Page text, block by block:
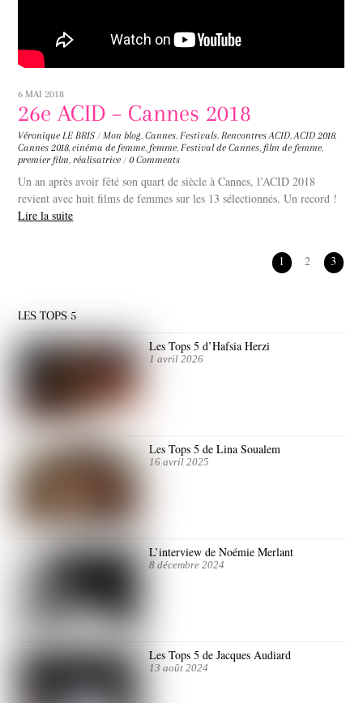
6 MAI 2018
26e ACID – Cannes 2018
Véronique LE BRIS / Mon blog,Cannes,Festivals,Rencontres ACID,ACID 2018,
Cannes 2018,cinéma de femme, femme,Festival de Cannes, film de femme,
premier film,réalisatrice / 0 Comments
Un an après avoir fêté son quart de siècle à Cannes, l’ACID 2018
revient avec huit films de femmes sur les 13 sélectionnés. Un record !
Lire la suite
1 2 3
LES TOPS 5
Les Tops 5 d’Hafsia Herzi
1 avril 2026
Les Tops 5 de Lina Soualem
16 avril 2025
L’interview de Noémie Merlant
8 décembre 2024
Les Tops 5 de Jacques Audiard
13 août 2024